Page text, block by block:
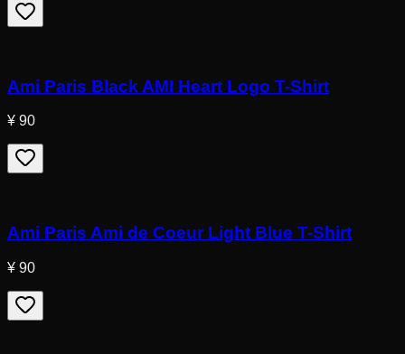
Ami Paris Black AMI Heart Logo T-Shirt
¥ 90
Ami Paris Ami de Coeur Light Blue T-Shirt
¥ 90